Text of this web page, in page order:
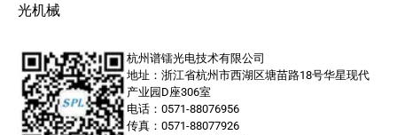
光机械
杭州谱镭光电技术有限公司
地址：浙江省杭州市西湖区塘苗路18号华星现代
产业园D座306室
电话：0571-88076956
传真：0571-88077926